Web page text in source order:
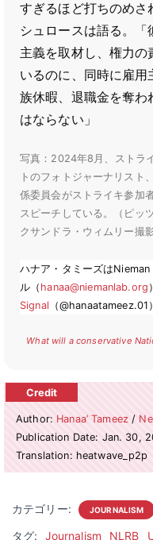
すぎるほど打ちのめさ
シュロースは語る。
主義を取材し、権力の
いるのに、同時に雇
族休暇、退職金を奪わ
はならない」
写真：2024年8月、ストラ
トのフォトジャーナリスト
係委員会がストライキ参加
スピーチしている。（ピッ
クサンドラ・ウィムリー撮影
ハナア・タミーズは
ル（ hanaa@niemanlab.org
Signal （@hanaatameez.01
What will a conservative
Author: Hanaa’ Tameez/
Publication Date: Jan. 30,
Translation: heatwave_p2p
カテゴリー: JOURNALISM
タグ: Journalism NLRB